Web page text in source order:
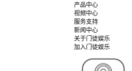
产品中心
视频中心
服务支持
新闻中心
关于门徒娱乐
加入门徒娱乐